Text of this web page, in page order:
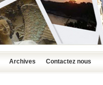
Archives Contactez nous